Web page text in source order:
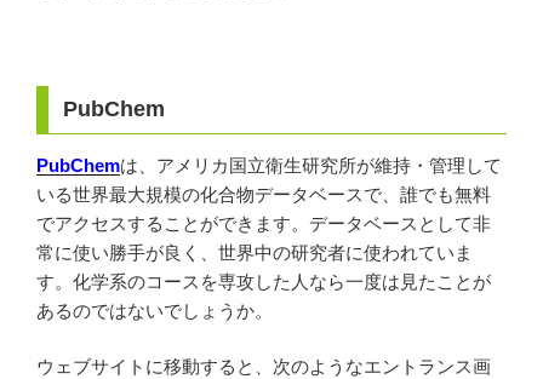
PubChem
PubChemは、アメリカ国立衛生研究所が維持・管理して
いる世界最大規模の化合物データベースで、誰でも無料
でアクセスすることができます。データベースとして非
常に使い勝手が良く、世界中の研究者に使われていま
す。化学系のコースを専攻した人なら一度は見たことが
あるのではないでしょうか。
ウェブサイトに移動すると、次のようなエントランス画